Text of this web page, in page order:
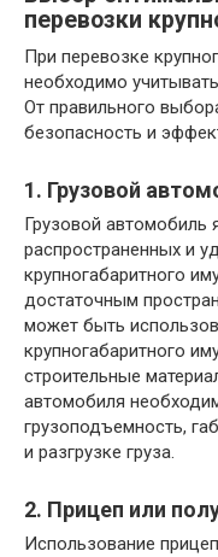
перевозки
При перевозке
необходимо
От правильного
безопасность и
1. Грузовой
Грузовой автомобиль
распространенных и
крупногабаритного
достаточным
может быть
крупногабаритного
строительные
автомобиля
грузоподъемность,
и разгрузке груза.
2. Прицеп или
Использование